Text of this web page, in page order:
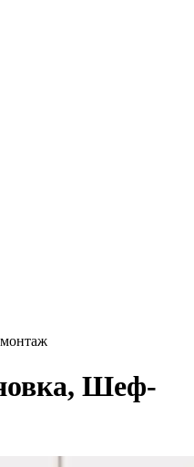
Шеф-